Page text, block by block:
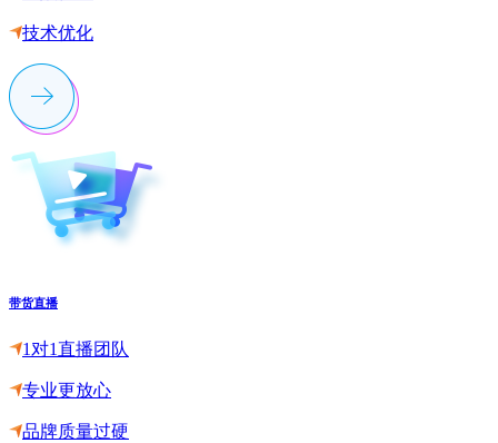
技术优化
带货直播
1对1直播团队
专业更放心
品牌质量过硬